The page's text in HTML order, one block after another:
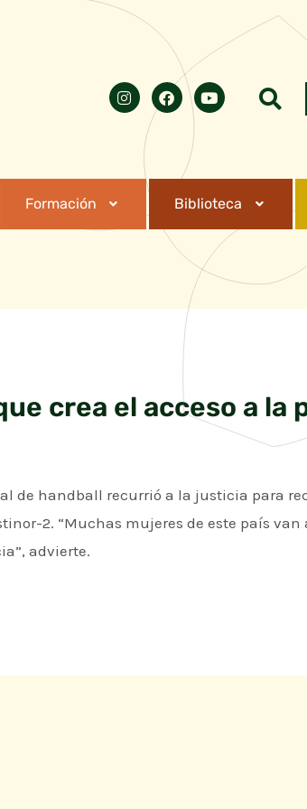
Formación Biblioteca
crea el acceso a la
de handball recurrió a la justicia para
2. “Muchas mujeres de este país
advierte.